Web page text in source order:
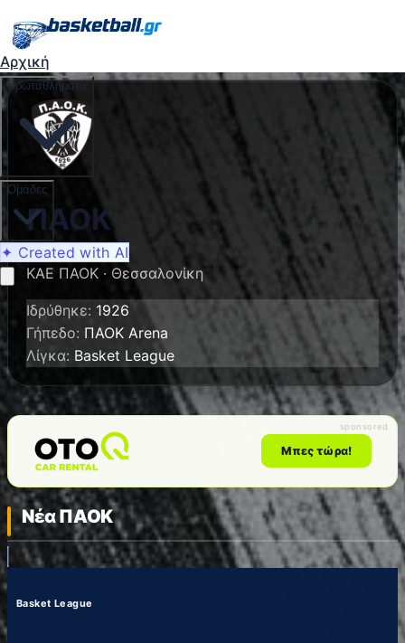
Αρχική
Πρωταθλήματα
Ομάδες
✦ Created with AI
ΠΑΟΚ
ΚΑΕ ΠΑΟΚ · Θεσσαλονίκη
Ιδρύθηκε: 1926
Γήπεδο: ΠΑΟΚ Arena
Λίγκα: Basket League
Μπες τώρα!
sponsored
Νέα ΠΑΟΚ
Basket League